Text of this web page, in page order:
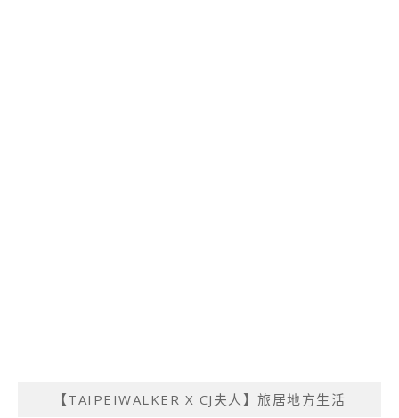
【TAIPEIWALKER X CJ夫人】旅居地方生活